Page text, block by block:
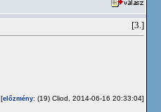
[3.]
[előzmény: (19) Cliod, 2014-06-16 20:33:04]